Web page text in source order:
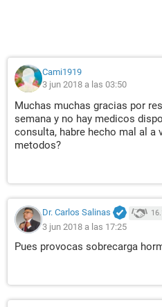
Cami1919
3 jun 2018 a las 03:50
Muchas muchas gracias por
semana y no hay medicos
consulta, habre hecho mal al a
metodos?
Dr. Carlos Salinas
3 jun 2018 a las 17:25
Pues provocas sobrecarga